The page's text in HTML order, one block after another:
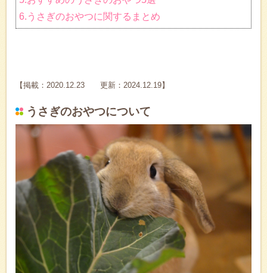
6.うさぎのおやつに関するまとめ
【掲載：2020.12.23 更新：2024.12.19】
うさぎのおやつについて